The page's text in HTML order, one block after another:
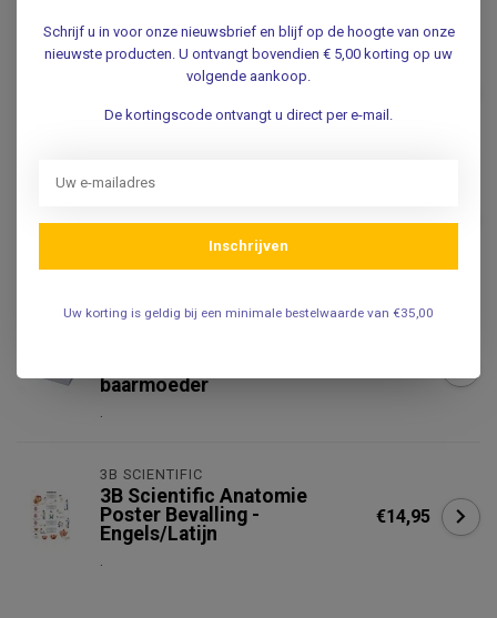
Gerelateerde producten
Speldje van een foetus
ERLER ZIMMER
model van de baarmoeder
€79,95
baarmoeder
.
3B SCIENTIFIC
3B Scientific Anatomie
Poster Bevalling -
Engels/Latijn
.
€14,95
Schrijf u in voor onze nieuwsbrief en blijf op de hoogte van onze
nieuwste producten. U ontvangt bovendien € 5,00 korting op uw
volgende aankoop.
De kortingscode ontvangt u direct per e-mail.
Inschrijven
Uw korting is geldig bij een minimale bestelwaarde van €35,00